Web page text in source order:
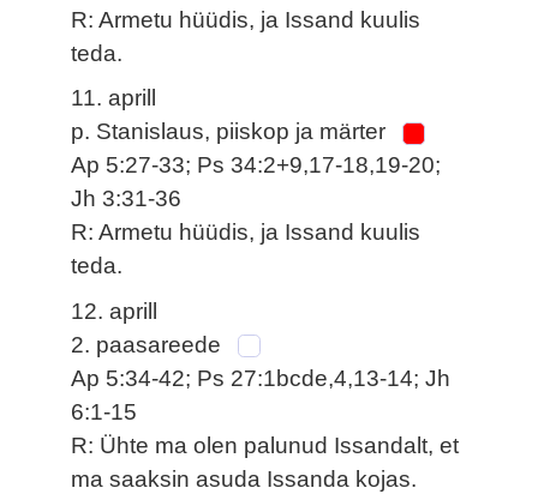
R: Armetu hüüdis, ja Issand kuulis
teda.
11. aprill
p. Stanislaus, piiskop ja märter
Ap 5:27-33; Ps 34:2+9,17-18,19-20;
Jh 3:31-36
R: Armetu hüüdis, ja Issand kuulis
teda.
12. aprill
2. paasareede
Ap 5:34-42; Ps 27:1bcde,4,13-14; Jh
6:1-15
R: Ühte ma olen palunud Issandalt, et
ma saaksin asuda Issanda kojas.